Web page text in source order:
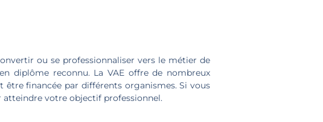
ou se professionnaliser vers le métier de
diplôme reconnu. La VAE offre de nombreux
financée par différents organismes. Si vous
atteindre votre objectif professionnel.